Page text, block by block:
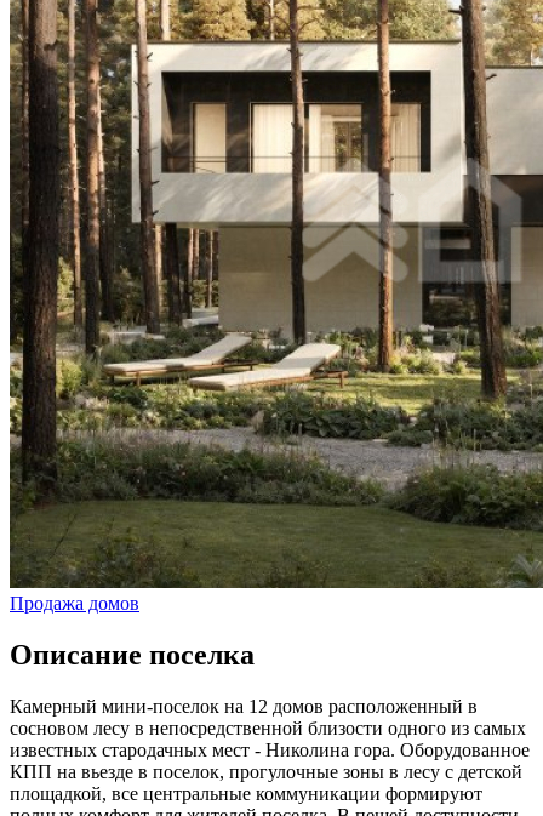
Продажа домов
Описание поселка
Камерный мини-поселок на 12 домов расположенный в
сосновом лесу в непосредственной близости одного из самых
известных стародачных мест - Николина гора. Оборудованное
КПП на вьезде в поселок, прогулочные зоны в лесу с детской
площадкой, все центральные коммуникации формируют